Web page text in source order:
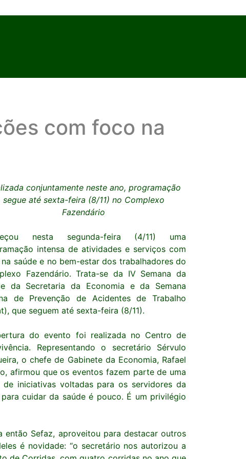
com foco na
conjuntamente neste ano, programação
segue até sexta-feira (8/11) no Complexo
Fazendário
nesta segunda-feira (4/11) uma
intensa de atividades e serviços com
saúde e no bem-estar dos trabalhadores do
Fazendário. Trata-se da IV Semana da
da Secretaria da Economia e da Semana
de Prevenção de Acidentes de Trabalho
que seguem até sexta-feira (8/11).
do evento foi realizada no Centro de
Representando o secretário Sérvulo
o chefe de Gabinete da Economia, Rafael
afirmou que os eventos fazem parte de uma
de iniciativas voltadas para os servidores da
cuidar da saúde é pouco. É um privilégio
então Sefaz, aproveitou para destacar outros
é novidade: “o secretário nos autorizou a